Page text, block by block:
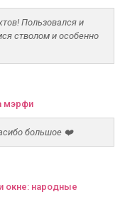
Пользовался и
стволом и особенно
мэрфи
большое ❤️
окне: народные